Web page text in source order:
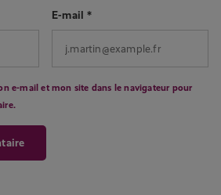
E-mail*
e-mail et mon site dans le navigateur pour